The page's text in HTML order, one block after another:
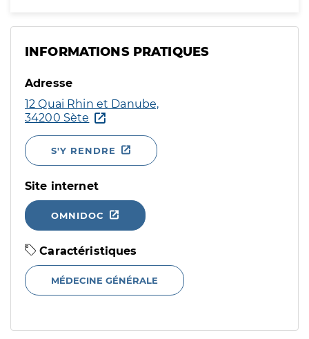
INFORMATIONS PRATIQUES
Adresse
12 Quai Rhin et Danube,
34200 Sète
S'Y RENDRE
Site internet
OMNIDOC
Caractéristiques
MÉDECINE GÉNÉRALE